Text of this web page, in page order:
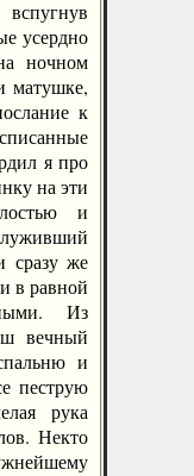
вспугнув
усердно
ночном
матушке,
к
я про
на эти
и
сразу же
в равной
Из
вечный
и
пеструю
рука
Некто